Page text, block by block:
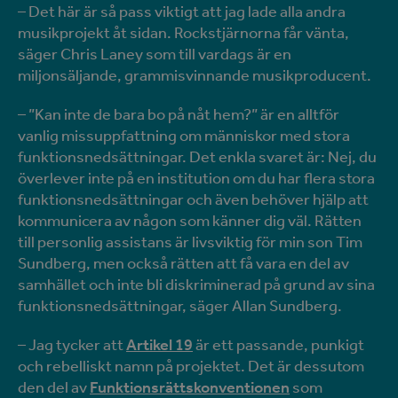
– Det här är så pass viktigt att jag lade alla andra
musikprojekt åt sidan. Rockstjärnorna får vänta,
säger Chris Laney som till vardags är en
miljonsäljande, grammisvinnande musikproducent.
– ”Kan inte de bara bo på nåt hem?” är en alltför
vanlig missuppfattning om människor med stora
funktionsnedsättningar. Det enkla svaret är: Nej, du
överlever inte på en institution om du har flera stora
funktionsnedsättningar och även behöver hjälp att
kommunicera av någon som känner dig väl. Rätten
till personlig assistans är livsviktig för min son Tim
Sundberg, men också rätten att få vara en del av
samhället och inte bli diskriminerad på grund av sina
funktionsnedsättningar, säger Allan Sundberg.
– Jag tycker attArtikel 19är ett passande, punkigt
och rebelliskt namn på projektet. Det är dessutom
den del avFunktionsrättskonventionen som